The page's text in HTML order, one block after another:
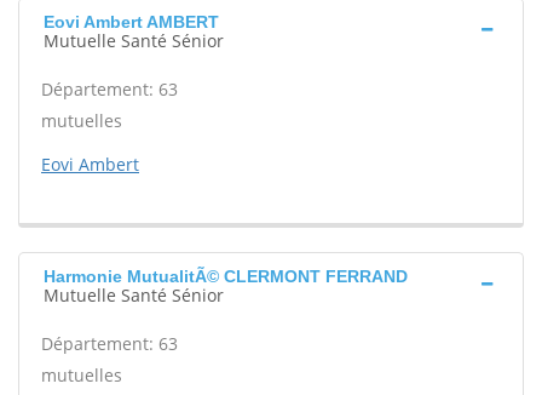
Eovi Ambert AMBERT
Mutuelle Santé Sénior
Département: 63
mutuelles
Eovi Ambert
Harmonie MutualitÃ© CLERMONT FERRAND
Mutuelle Santé Sénior
Département: 63
mutuelles